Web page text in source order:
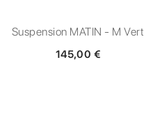
Suspension MATIN - M Vert
145,00 €